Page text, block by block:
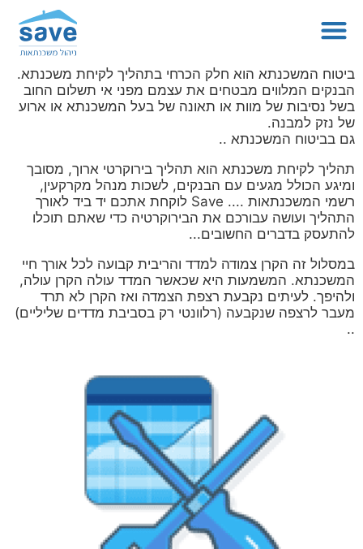
ביטוח המשכנתא הוא חלק הכרחי בתהליך לקיחת משכנתא.
הבנקים המלווים מבטחים את עצמם מפני אי תשלום החוב
בשל נסיבות של מוות או תאונה של בעל המשכנתא או ארוע
של נזק למבנה.
גם בביטוח המשכנתא ..
תהליך לקיחת משכנתא הוא תהליך בירוקרטי ארוך, מסובך
ומיגע הכולל מגעים עם הבנקים, לשכות מנהל מקרקעין,
רשמי המשכנתאות .... Save לוקחת אתכם יד ביד לאורך
התהליך ועושה עבורכם את הבירוקרטיה כדי שאתם תוכלו
להתעסק בדברים החשובים...
במסלול זה הקרן צמודה למדד והריבית קבועה לכל אורך חיי
המשכנתא. המשמעות היא שכאשר המדד עולה הקרן עולה,
ולהיפך. לעיתים נקבעת רצפת הצמדה ואז הקרן לא תרד
מעבר לרצפה שנקבעה (רלוונטי רק בסביבת מדדים שליליים)
..